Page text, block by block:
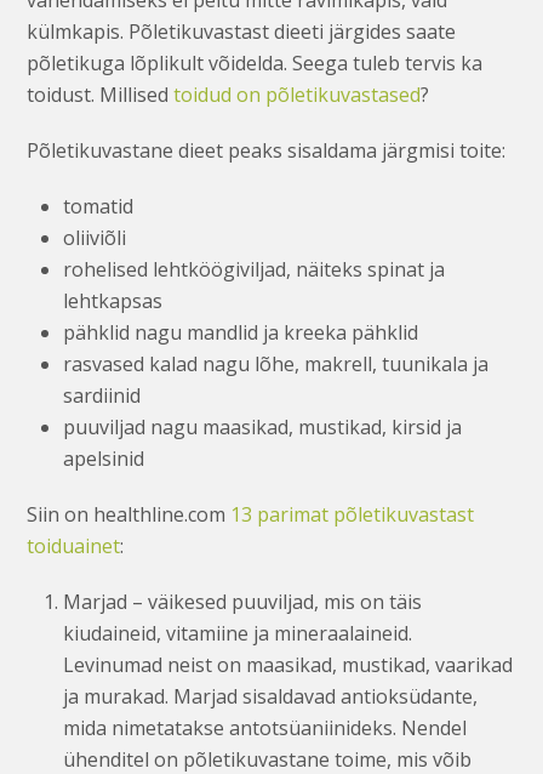
külmkapis. Põletikuvastast dieeti järgides saate
põletikuga lõplikult võidelda. Seega tuleb tervis ka
toidust. Millisedtoidud on põletikuvastased?
Põletikuvastane dieet peaks sisaldama järgmisi toite:
tomatid
oliiviõli
rohelised lehtköögiviljad, näiteks spinat ja
lehtkapsas
pähklid nagu mandlid ja kreeka pähklid
rasvased kalad nagu lõhe, makrell, tuunikala ja
sardiinid
puuviljad nagu maasikad, mustikad, kirsid ja
apelsinid
Siin on healthline.com 13 parimat põletikuvastast
toiduainet:
Marjad – väikesed puuviljad, mis on täis
kiudaineid, vitamiine ja mineraalaineid.
Levinumad neist on maasikad, mustikad, vaarikad
ja murakad. Marjad sisaldavad antioksüdante,
mida nimetatakse antotsüaniinideks. Nendel
ühenditel on põletikuvastane toime, mis võib